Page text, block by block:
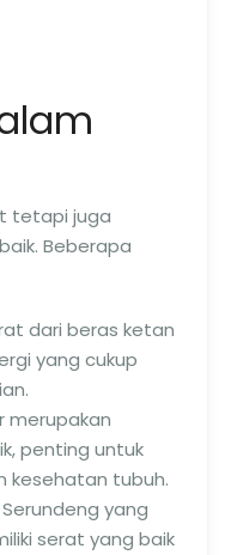
tetapi juga
Beberapa
dari beras ketan
yang cukup
merupakan
penting untuk
kesehatan tubuh.
Serundeng yang
serat yang baik